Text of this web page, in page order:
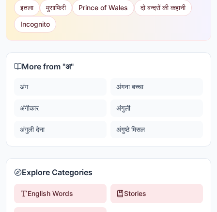
इतला मुसाफिरी Prince of Wales
दो बन्दरों की कहानी
Incognito
More from "अ"
अंग अंगना बच्चा
अंगीकार अंगुली
अंगुली देना अंगुष्ठे मिसल
Explore Categories
English Words Stories